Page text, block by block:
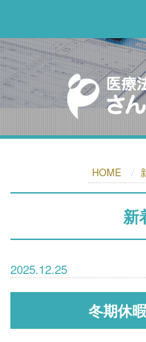
HOME
新
2025.12.25
冬期休